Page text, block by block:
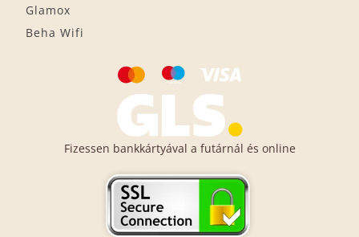
Glamox
Beha Wifi
Fizessen bankkártyával a futárnál és online